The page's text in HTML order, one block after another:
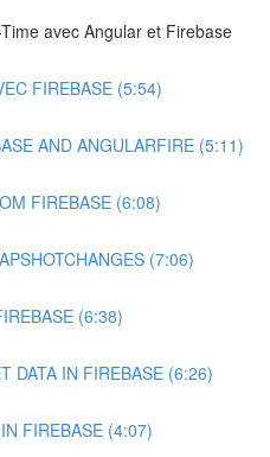
avec Angular et Firebase
FIREBASE (5:54)
AND ANGULARFIRE (5:11)
FIREBASE (6:08)
(7:06)
(6:38)
DATA IN FIREBASE (6:26)
FIREBASE (4:07)